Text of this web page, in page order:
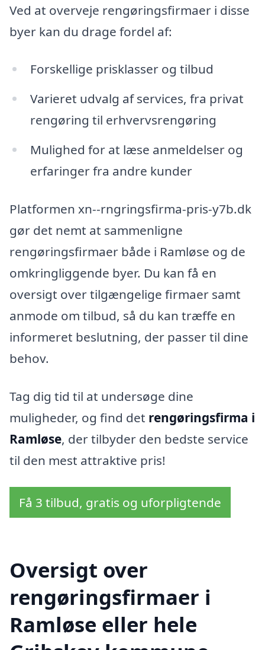
Ved at overveje rengøringsfirmaer i disse
byer kan du drage fordel af:
Forskellige prisklasser og tilbud
Varieret udvalg af services, fra privat
rengøring til erhvervsrengøring
Mulighed for at læse anmeldelser og
erfaringer fra andre kunder
Platformen xn--rngringsfirma-pris-y7b.dk
gør det nemt at sammenligne
rengøringsfirmaer både i Ramløse og de
omkringliggende byer. Du kan få en
oversigt over tilgængelige firmaer samt
anmode om tilbud, så du kan træffe en
informeret beslutning, der passer til dine
behov.
Tag dig tid til at undersøge dine
muligheder, og find det rengøringsfirma i
Ramløse, der tilbyder den bedste service
til den mest attraktive pris!
Få 3 tilbud, gratis og uforpligtende
Oversigt over
rengøringsfirmaer i
Ramløse eller hele